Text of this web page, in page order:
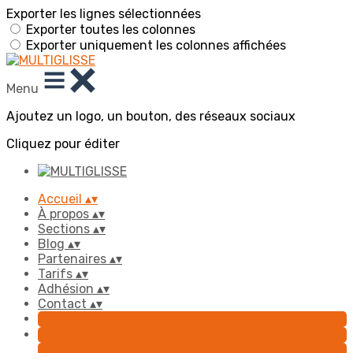
Exporter les lignes sélectionnées
Exporter toutes les colonnes
Exporter uniquement les colonnes affichées
Menu
Ajoutez un logo, un bouton, des réseaux sociaux
Cliquez pour éditer
Accueil ▴▾
À propos ▴▾
Sections ▴▾
Blog ▴▾
Partenaires ▴▾
Tarifs ▴▾
Adhésion ▴▾
Contact ▴▾